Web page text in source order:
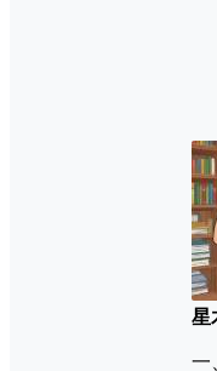
星
一